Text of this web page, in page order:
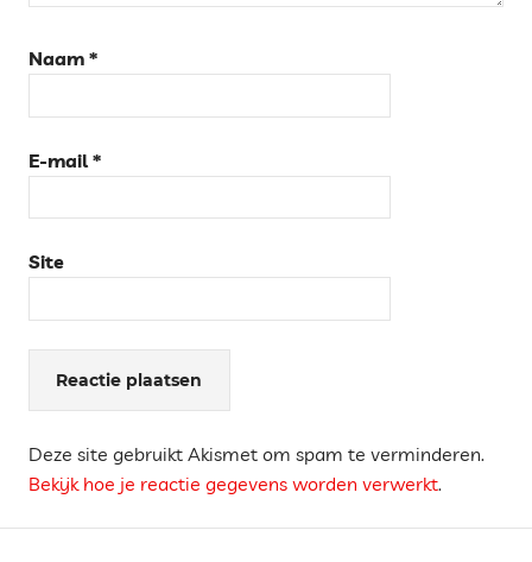
Naam *
E-mail *
Site
Deze site gebruikt Akismet om spam te verminderen.
Bekijk hoe je reactie gegevens worden verwerkt.